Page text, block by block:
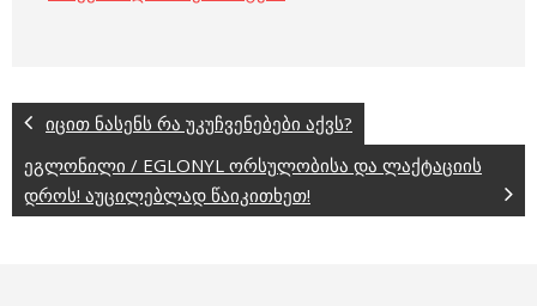
იცით ნასენს რა უკუჩვენებები აქვს?
ეგლონილი / EGLONYL ორსულობისა და ლაქტაციის
დროს! აუცილებლად წაიკითხეთ!